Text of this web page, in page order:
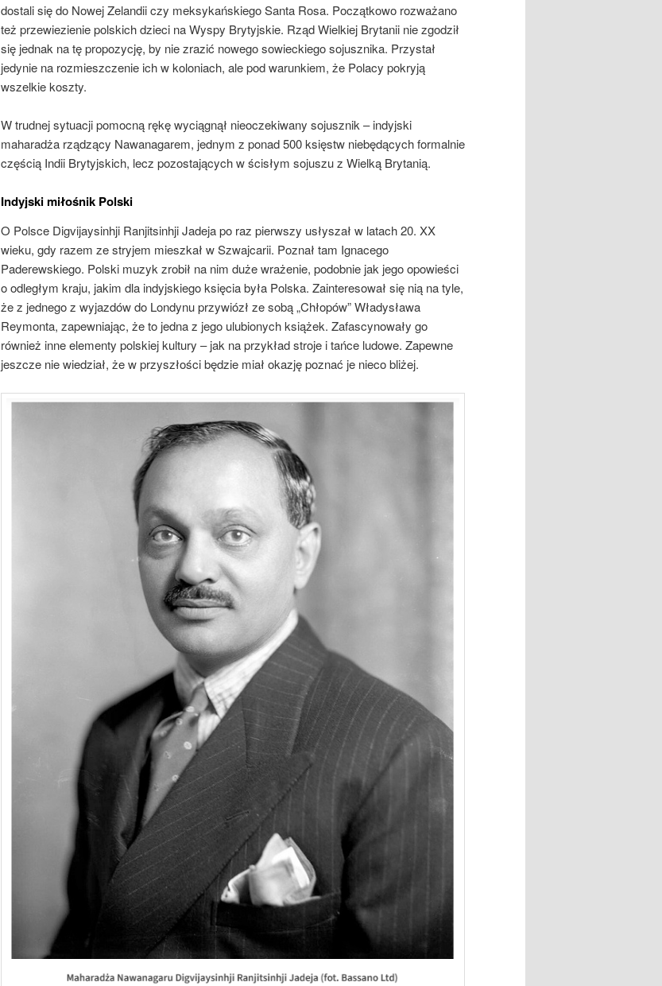
dostali się do Nowej Zelandii czy meksykańskiego Santa Rosa. Początkowo rozważano
też przewiezienie polskich dzieci na Wyspy Brytyjskie. Rząd Wielkiej Brytanii nie zgodził
się jednak na tę propozycję, by nie zrazić nowego sowieckiego sojusznika. Przystał
jedynie na rozmieszczenie ich w koloniach, ale pod warunkiem, że Polacy pokryją
wszelkie koszty.
W trudnej sytuacji pomocną rękę wyciągnął nieoczekiwany sojusznik – indyjski
maharadża rządzący Nawanagarem, jednym z ponad 500 księstw niebędących formalnie
częścią Indii Brytyjskich, lecz pozostających w ścisłym sojuszu z Wielką Brytanią.
Indyjski miłośnik Polski
O Polsce Digvijaysinhji Ranjitsinhji Jadeja po raz pierwszy usłyszał w latach 20. XX
wieku, gdy razem ze stryjem mieszkał w Szwajcarii. Poznał tam Ignacego
Paderewskiego. Polski muzyk zrobił na nim duże wrażenie, podobnie jak jego opowieści
o odległym kraju, jakim dla indyjskiego księcia była Polska. Zainteresował się nią na tyle,
że z jednego z wyjazdów do Londynu przywiózł ze sobą „Chłopów” Władysława
Reymonta, zapewniając, że to jedna z jego ulubionych książek. Zafascynowały go
również inne elementy polskiej kultury – jak na przykład stroje i tańce ludowe. Zapewne
jeszcze nie wiedział, że w przyszłości będzie miał okazję poznać je nieco bliżej.